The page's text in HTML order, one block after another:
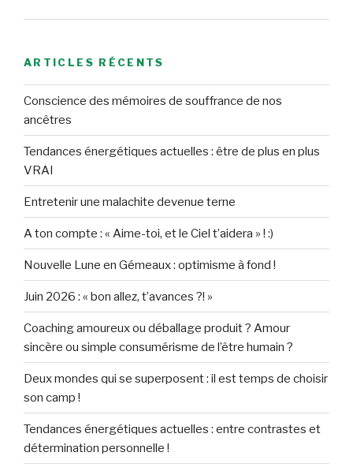
ARTICLES RÉCENTS
Conscience des mémoires de souffrance de nos
ancêtres
Tendances énergétiques actuelles : être de plus en plus
VRAI
Entretenir une malachite devenue terne
A ton compte : « Aime-toi, et le Ciel t’aidera » ! :)
Nouvelle Lune en Gémeaux : optimisme à fond !
Juin 2026 : « bon allez, t’avances ?! »
Coaching amoureux ou déballage produit ? Amour
sincère ou simple consumérisme de l’être humain ?
Deux mondes qui se superposent : il est temps de choisir
son camp !
Tendances énergétiques actuelles : entre contrastes et
détermination personnelle !